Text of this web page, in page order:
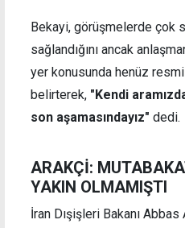
Bekayi, görüşmelerde çok
sağlandığını ancak
yer konusunda henüz resmi
belirterek, "Kendi
son aşamasındayız" dedi.
ARAKÇİ:
YAKIN OLMAMIŞTI
İran Dışişleri Bakanı